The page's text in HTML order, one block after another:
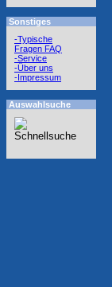
Sonstiges
-Typische
Fragen FAQ
-Service
-Über uns
-Impressum
Auswahlsuche